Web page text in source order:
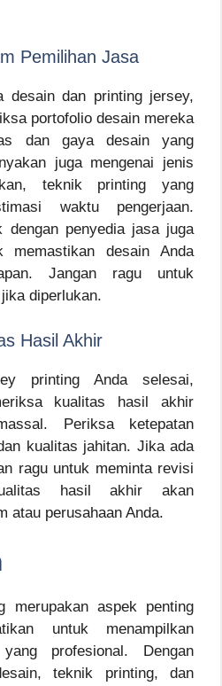
Pemilihan Jasa
desain dan printing jersey,
portofolio desain mereka
dan gaya desain yang
juga mengenai jenis
teknik printing yang
waktu pengerjaan.
dengan penyedia jasa juga
memastikan desain Anda
Jangan ragu untuk
diperlukan.
Hasil Akhir
printing Anda selesai,
kualitas hasil akhir
Periksa ketepatan
kualitas jahitan. Jika ada
ragu untuk meminta revisi
hasil akhir akan
atau perusahaan Anda.
merupakan aspek penting
untuk menampilkan
profesional. Dengan
teknik printing, dan